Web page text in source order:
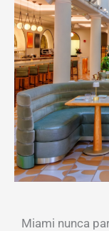
Miami nunca